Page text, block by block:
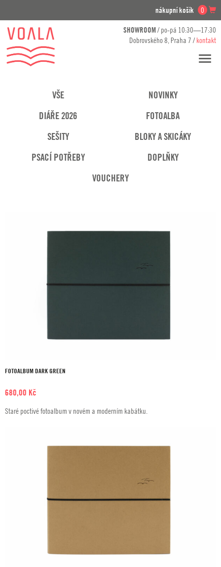
nákupní košík 0
SHOWROOM/ po-pá 10:30—17:30
Dobrovského 8, Praha 7 /kontakt
VŠE
NOVINKY
DIÁŘE 2026
FOTOALBA
SEŠITY
BLOKY A SKICÁKY
PSACÍ POTŘEBY
DOPLŇKY
VOUCHERY
FOTOALBUM DARK GREEN
680,00 Kč
Staré poctivé fotoalbum v novém a moderním kabátku.